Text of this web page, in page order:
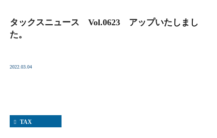
タックスニュース Vol.0623 アップいたしまし
た。
2022.03.04
TAX